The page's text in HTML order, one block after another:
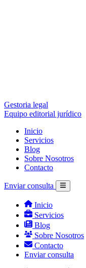
Gestoria legal
Equipo editorial jurídico
Inicio
Servicios
Blog
Sobre Nosotros
Contacto
Enviar consulta
Inicio
Servicios
Blog
Sobre Nosotros
Contacto
Enviar consulta